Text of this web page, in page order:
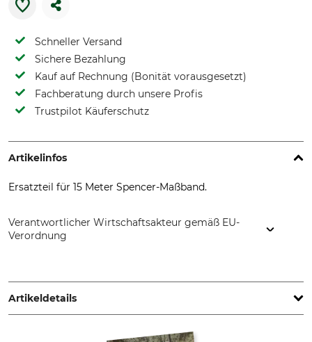
Schneller Versand
Sichere Bezahlung
Kauf auf Rechnung (Bonität vorausgesetzt)
Fachberatung durch unsere Profis
Trustpilot Käuferschutz
Artikelinfos
Ersatzteil für 15 Meter Spencer-Maßband.
Verantwortlicher Wirtschaftsakteur gemäß EU-
Verordnung
www.grube.de
Artikeldetails
Produkttyp